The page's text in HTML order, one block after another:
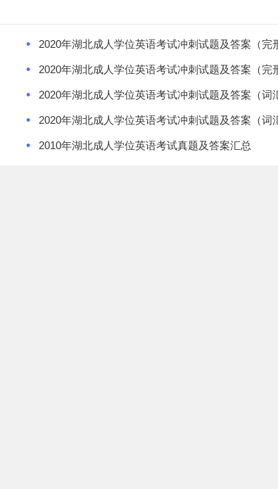
• 2020年湖北成人学位英语考试冲刺试题及答案（完
• 2020年湖北成人学位英语考试冲刺试题及答案（完
• 2020年湖北成人学位英语考试冲刺试题及答案（词
• 2020年湖北成人学位英语考试冲刺试题及答案（词
• 2010年湖北成人学位英语考试真题及答案汇总